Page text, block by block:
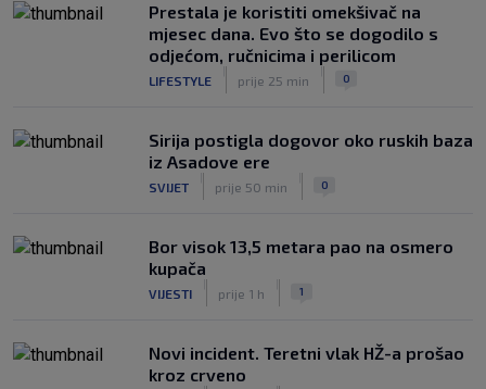
Prestala je koristiti omekšivač na
mjesec dana. Evo što se dogodilo s
odjećom, ručnicima i perilicom
LIFESTYLE prije 25 min 0
Sirija postigla dogovor oko ruskih baza
iz Asadove ere
SVIJET prije 50 min 0
Bor visok 13,5 metara pao na osmero
kupača
VIJESTI prije 1 h 1
Novi incident. Teretni vlak HŽ-a prošao
kroz crveno